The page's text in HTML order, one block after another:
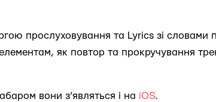
прослуховування та Lyrics зі словами
як повтор та прокручування
вони з’являться і на iOS.